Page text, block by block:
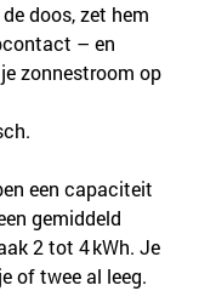
doos, zet hem
– en
zonnestroom op
een capaciteit
gemiddeld
2 tot 4 kWh. Je
of twee al leeg.